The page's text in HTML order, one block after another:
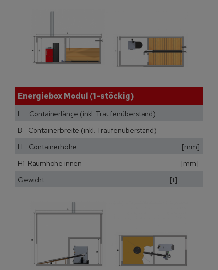
Energiebox Modul (1-stöckig)
L Containerlänge (inkl. Traufenüberstand)
B Containerbreite (inkl. Traufenüberstand)
H Containerhöhe [mm]
H1 Raumhöhe innen [mm]
Gewicht [t]